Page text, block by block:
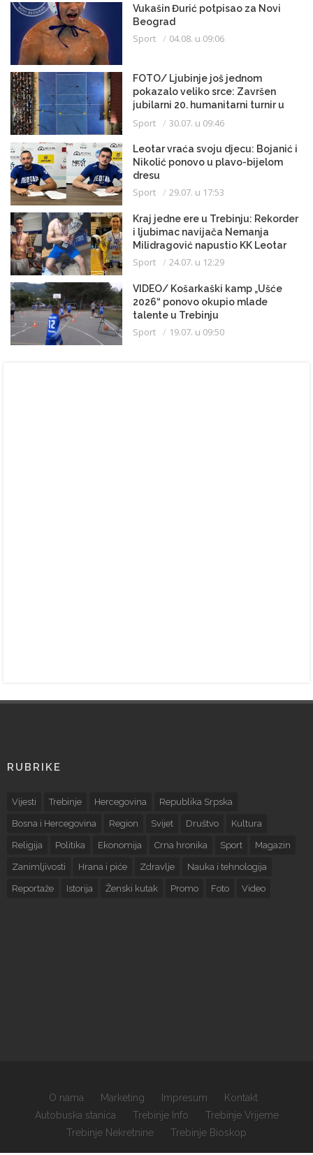
Vukašin Đurić potpisao za Novi
Beograd
Sport 04.08. u 09:06
FOTO/ Ljubinje još jednom
pokazalo veliko srce: Završen
jubilarni 20. humanitarni turnir u
malom fudbalu
Sport 30.07. u 09:46
Leotar vraća svoju djecu: Bojanić i
Nikolić ponovo u plavo-bijelom
dresu
Sport 29.07. u 17:53
Kraj jedne ere u Trebinju: Rekorder
i ljubimac navijača Nemanja
Milidragović napustio KK Leotar
Sport 24.07. u 12:29
VIDEO/ Košarkaški kamp „Ušće
2026“ ponovo okupio mlade
talente u Trebinju
Sport 19.07. u 09:50
RUBRIKE
Vijesti Trebinje Hercegovina Republika Srpska
Bosna i Hercegovina Region Svijet Društvo Kultura
Religija Politika Ekonomija Crna hronika Sport Magazin
Zanimljivosti Hrana i piće Zdravlje Nauka i tehnologija
Reportaže Istorija Ženski kutak Promo Foto Video
O nama Marketing Impresum
Kontakt
Autobuska stanica
Trebinje Info
Trebinje Vrijeme
Trebinje Nekretnine
Trebinje Bioskop